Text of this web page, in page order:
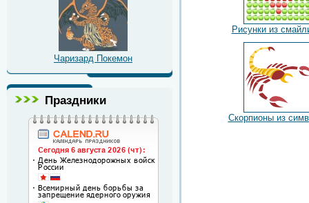
Чаризард Покемон
Праздники
Рисунки из
Скорпионы из